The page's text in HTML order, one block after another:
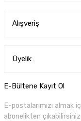
Alışveriş
Üyelik
E-Bültene Kayıt Ol
E-postalarımızı
abonelikten çıkabilirsiniz.